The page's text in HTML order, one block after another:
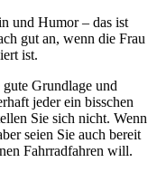
und Humor – das ist
gut an, wenn die Frau
ist.
Grundlage und
jeder ein bisschen
Sie sich nicht. Wenn
seien Sie auch bereit
Fahrradfahren will.